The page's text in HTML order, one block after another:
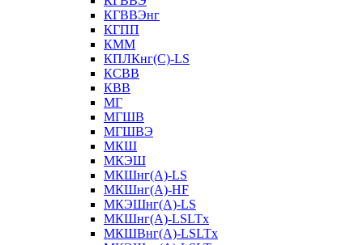
КГВВЭнг
КГПП
КММ
КПЛКнг(C)-LS
КСВВ
КВВ
МГ
МГШВ
МГШВЭ
МКШ
МКЭШ
МКШнг(А)-LS
МКШнг(А)-HF
МКЭШнг(А)-LS
МКШнг(А)-LSLTx
МКШВнг(A)-LSLTx